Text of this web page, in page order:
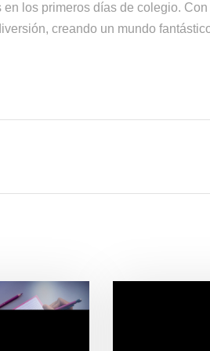
los primeros días de colegio.
creando un mundo